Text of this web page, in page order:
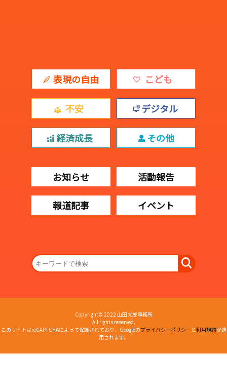
表現の自由 こども
不安 デジタル
経済成長 その他
お知らせ 活動報告
報道記事 イベント
Copyright© 2022 山田太郎事務所
All rights reserved.
このサイトはreCAPTCHAによって保護されており、Googleのプライバシーポリシー と利用規約が適
用されます。